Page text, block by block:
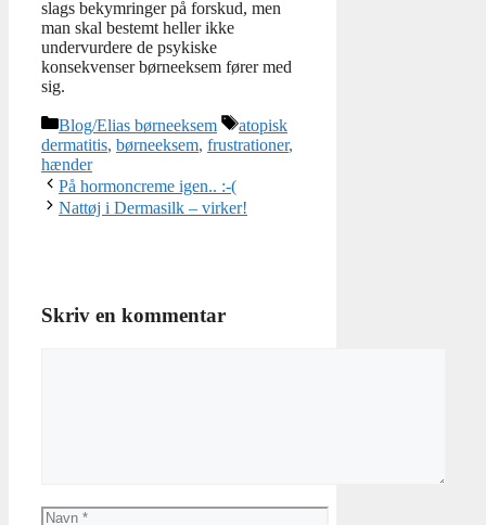
slags bekymringer på forskud, men
man skal bestemt heller ikke
undervurdere de psykiske
konsekvenser børneeksem fører med
sig.
Kategorier
Blog/Elias børneeksem Tags
atopisk
dermatitis, børneeksem, frustrationer,
hænder
På hormoncreme igen.. :-(
Nattøj i Dermasilk – virker!
Skriv en kommentar
Navn